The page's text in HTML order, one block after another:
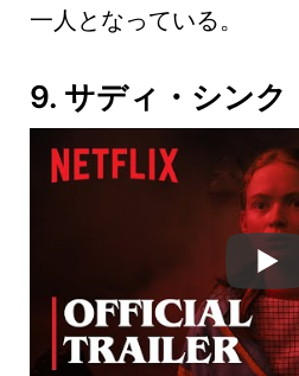
一人となっている。
9. サディ・シンク